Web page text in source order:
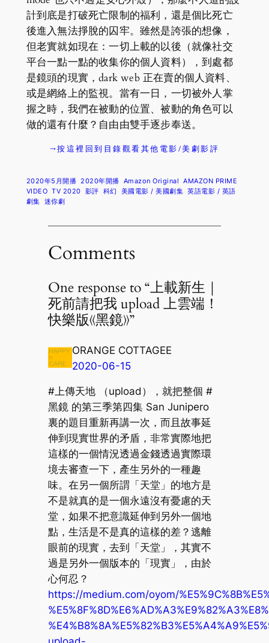
計到底是打破死亡限制的福利，還是個比死亡
後進入無法掙脫的囚牢。雖然是誇張的想像，
但老實就如現在：一切上載的以後（就像社交
平台一點一點的收集你的個人資料），到處都
是鏡頭的現實，dark web 正在賣的個人資料、
或是網絡上的監視。當有一日，一切被外人掌
握之時，我們在被動的位置、被動的角色可以
做的還有什麼？自由由雙手逐步奉送。
→按這裡回到目錄觀看其他電影/美劇影評
2020年5月開播 2020年開播 Amazon Original AMAZON PRIME
VIDEO TV 2020 影評 科幻 美國電影 / 美國劇集 英語電影 / 英語
劇集 迷你劇
Comments
One response to “上載新生｜
死前請把我 upload 上雲端！
快樂版《黑鏡》”
ORANGE COTTAGEE
2020-06-15
#上傳天地 （upload），就把整個 #
黑鏡 的第三季第四集 San Junipero
裏的題目重新再講一次，而且故事延
伸到現實世界的矛盾，非常實際地把
這樣的一個情況透過金錢透過實際環
境去審查一下，產生另外的一種趣
味。在另一個所謂「天堂」的地方是
不是就真的是一個永遠沒有憂慮的天
堂，如果不把意識延伸到另外一個地
點，生活是不是真的這樣的差？逃離
眼前的現實，去到「天堂」，其實不
過是另外一個版本的「現實」，由於
心何忍？
https://medium.com/oyom/